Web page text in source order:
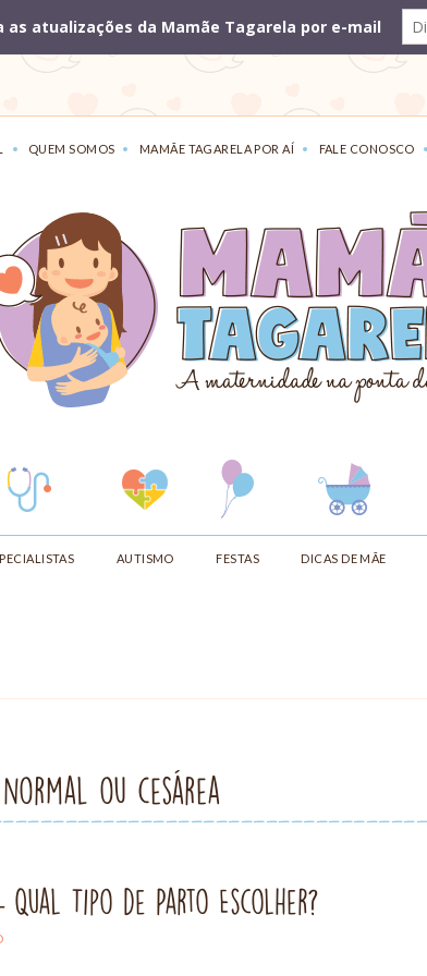
QUEM SOMOS MAMÃE TAGARELA POR AÍ FALE CONOSCO
AUTISMO FESTAS DICAS DE MÃE
ou cesárea
Tipo de Parto Escolher?